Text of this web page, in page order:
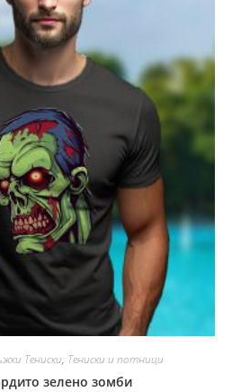
Тениски, Тениски и потници
зелено зомби